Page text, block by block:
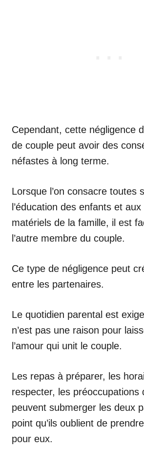
Cependant, cette négligence
de couple peut avoir des
néfastes à long terme.
Lorsque l’on consacre toutes
l’éducation des enfants et
matériels de la famille, il est
l’autre membre du couple.
Ce type de négligence peut
entre les partenaires.
Le quotidien parental est
n’est pas une raison pour
l’amour qui unit le couple.
Les repas à préparer, les
respecter, les préoccupations
peuvent submerger les deux
point qu’ils oublient de
pour eux.